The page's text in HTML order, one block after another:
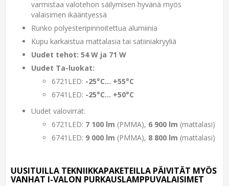
varmistaa valotehon säilymisen hyvänä myös
valaisimen ikääntyessä
Runko polyesteripinnoitettua alumiinia
Kupu karkaistua mattalasia tai satiiniakryyliä
Uudet tehot: 54 W ja 71 W
Uudet Ta-luokat:
6721LED: -25°C... +55°C
6741LED: -25°C... +50°C
Uudet valovirrat:
6721LED: 7 100 lm (PMMA), 6 900 lm (mattalasi)
6741LED: 9 000 lm (PMMA), 8 800 lm (mattalasi)
UUSITUILLA TEKNIIKKAPAKETEILLA PÄIVITÄT MYÖS
VANHAT I-VALON PURKAUSLAMPPUVALAISIMET